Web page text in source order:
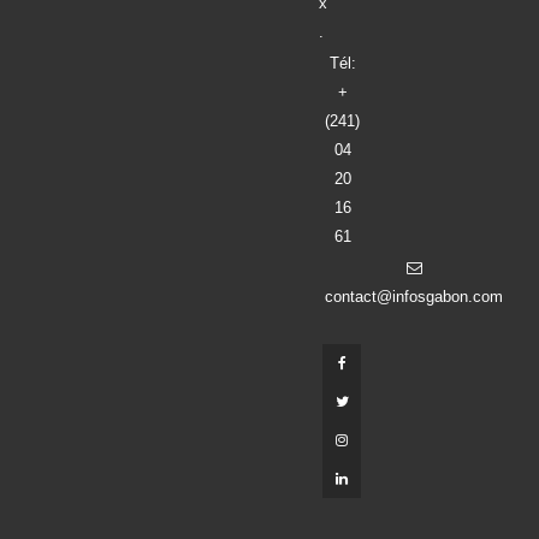
Tél:
+
(241)
04
20
16
61
contact@infosgabon.com